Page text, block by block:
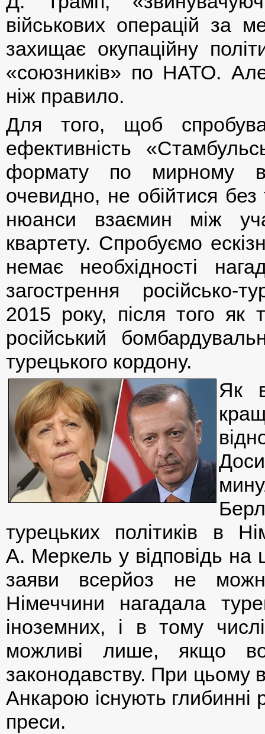
військових операцій за
захищає окупаційну
«союзників» по НАТО.
ніж правило.
Для того, щоб
ефективність
формату по мирному
очевидно, не обійтися
нюанси взаємин між
квартету. Спробуємо
немає необхідності
загострення російсько-
2015 року, після того як
російський
турецького кордону.
Як
турецьких політиків в
А. Меркель у відповідь на
заяви всерйоз не
Німеччини нагадала
іноземних, і в тому
можливі лише, якщо
законодавству. При цьому
Анкарою існують глибинні
преси.